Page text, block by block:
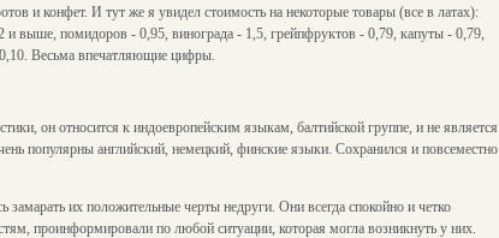
и конфет. И тут же я увидел стоимость на некоторые товары (все в латах):
выше, помидоров - 0,95, винограда - 1,5, грейпфруктов - 0,79, капуты - 0,79,
Весьма впечатляющие цифры.
он относится к индоевропейским языкам, балтийской группе, и не является
популярны английский, немецкий, финские языки. Сохранился и повсеместно
их положительные черты недруги. Они всегда спокойно и четко
проинформировали по любой ситуации, которая могла возникнуть у них.